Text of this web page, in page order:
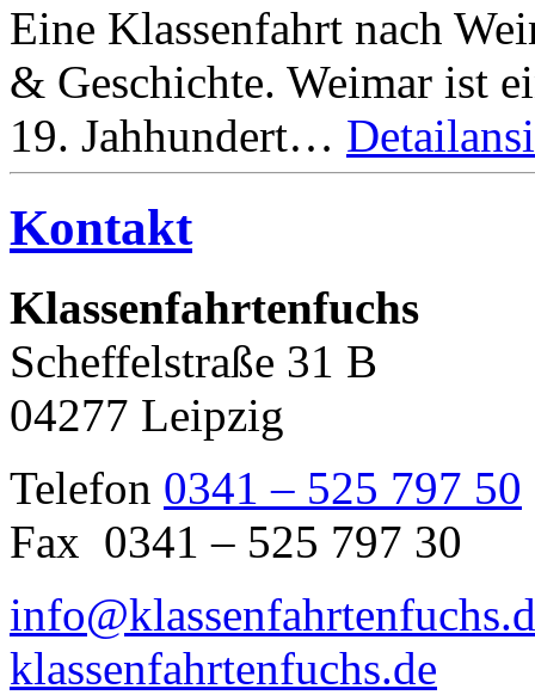
Eine Klassenfahrt nach
& Geschichte. Weimar ist
19. Jahhundert…
Kontakt
Klassenfahrtenfuchs
Scheffelstraße 31 B
04277 Leipzig
Telefon 0341 – 525 797 50
Fax 0341 – 525 797 30
klassenfahrtenfuchs.de